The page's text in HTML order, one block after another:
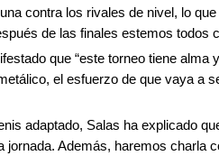
contra los rivales de nivel, lo
de las finales estemos todos
que “este torneo tiene alma
el esfuerzo de que vaya a
adaptado, Salas ha explicado
jornada. Además, haremos charla